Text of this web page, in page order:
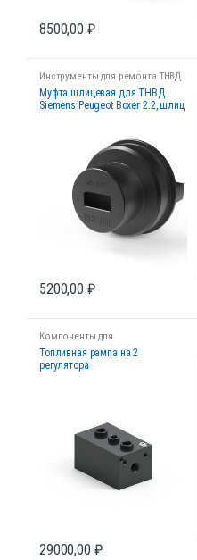
8500,00 ₽
Инструменты для ремонта ТНВД
Муфта шлицевая для ТНВД
Siemens Peugeot Boxer 2.2, шлиц
5200,00 ₽
Компоненты для
диагностических стендов
Топливная рампа на 2
регулятора
29000,00 ₽